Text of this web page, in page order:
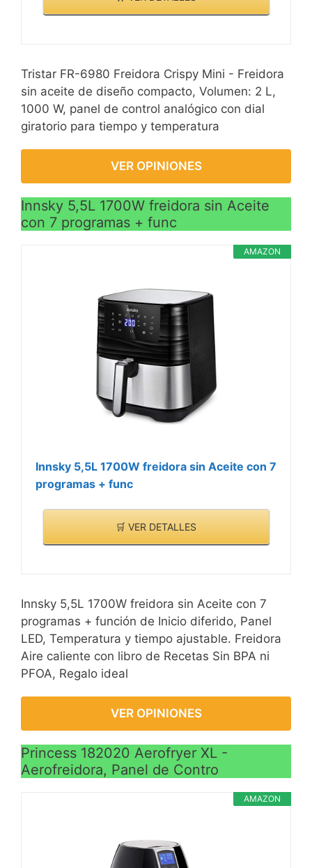
modelos de plástico,
minimiza el sabor liberado
durante el calentamiento.
Todo el material usado es
de livel alimentario, libre
Tristar FR-6980 Freidora Crispy Mini - Freidora
sin aceite de diseño compacto, Volumen: 2 L,
1000 W, panel de control analógico con dial
giratorio para tiempo y temperatura
VER OPINIONES
Innsky 5,5L 1700W freidora sin Aceite
con 7 programas + func
AMAZON
Innsky 5,5L 1700W freidora sin Aceite con 7
programas + func
🛒 VER DETALLES
Innsky 5,5L 1700W freidora sin Aceite con 7
programas + función de Inicio diferido, Panel
LED, Temperatura y tiempo ajustable. Freidora
Aire caliente con libro de Recetas Sin BPA ni
PFOA, Regalo ideal
VER OPINIONES
Princess 182020 Aerofryer XL -
Aerofreidora, Panel de Contro
AMAZON